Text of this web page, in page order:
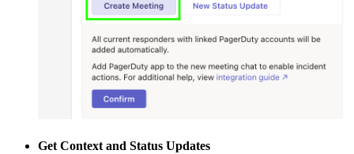
Get Context and Status Updates